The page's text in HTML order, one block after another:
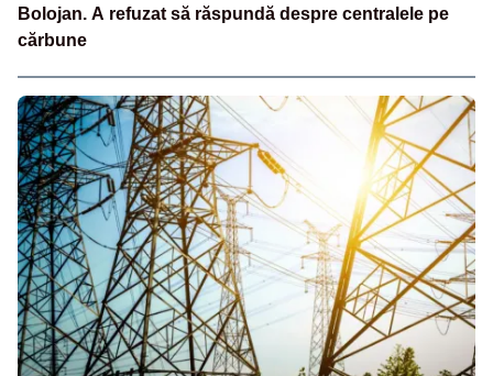
Bolojan. A refuzat să răspundă despre centralele pe
cărbune